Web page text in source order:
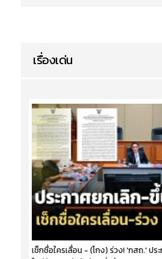
เรื่องเด่น
เช็กชื่อใครเลื่อน - (โกง) ร่วง! 'กสถ.' ป